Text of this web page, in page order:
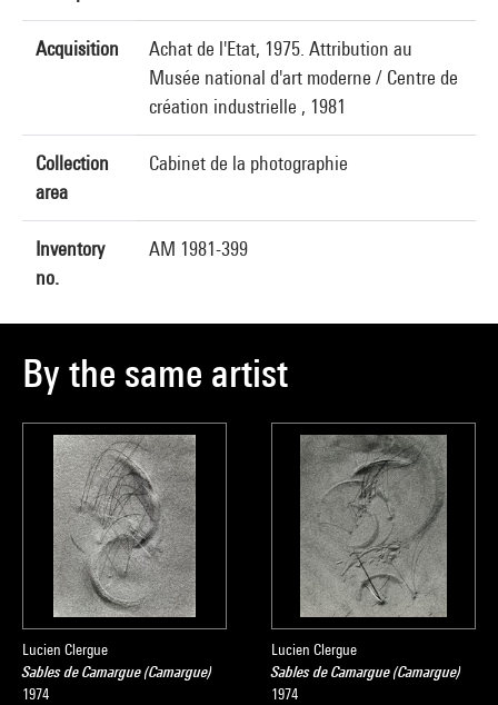
Acquisition
Achat de l'Etat, 1975. Attribution au
Musée national d'art moderne / Centre de
création industrielle , 1981
Collection
area
Cabinet de la photographie
Inventory
no.
AM 1981-399
By the same artist
Lucien Clergue
Sables de Camargue (Camargue)
1974
Lucien Clergue
Sables de Camargue (Camargue)
1974